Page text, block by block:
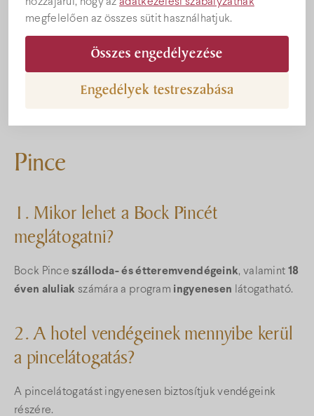
megfelelően az összes sütit használhatjuk.
Összes engedélyezése
Engedélyek testreszabása
Kérdése van? Ezen az oldalon összegyűjtöttük a
leggyakoribb kérdés-válaszokat. Ha nem találja a
szükséges információt kérjük
vegye fel velünk a
Az alábbi témakörökbe szedtük össze a kérdés-
Pince
1. Mikor lehet a Bock Pincét
meglátogatni?
Bock Pinceszálloda- és étteremvendégeink, valamint 18
éven aluliak számára a program ingyenesen látogatható.
2. A hotel vendégeinek mennyibe kerül
a pincelátogatás?
A pincelátogatást ingyenesen biztosítjuk vendégeink
részére.
Képek